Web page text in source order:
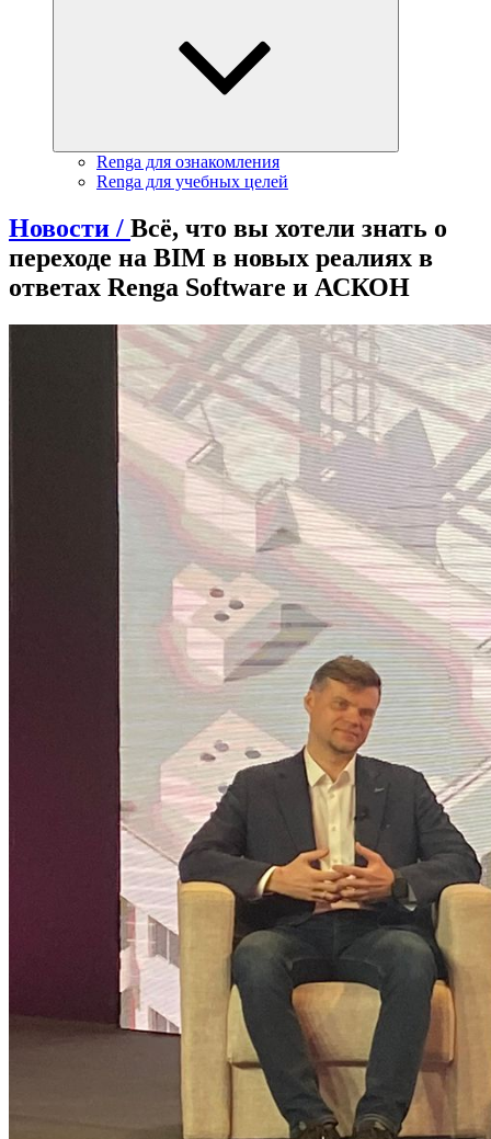
Renga для ознакомления
Renga для учебных целей
Новости / Всё, что вы хотели знать о
переходе на BIM в новых реалиях в
ответах Renga Software и АСКОН